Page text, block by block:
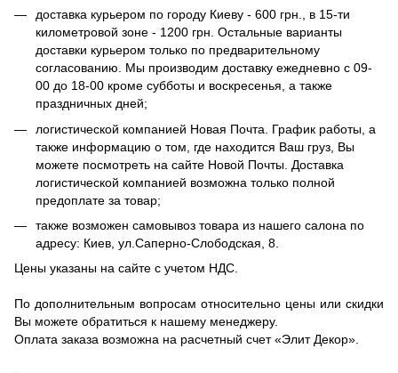
доставка курьером по городу Киеву - 600 грн., в 15-ти
километровой зоне - 1200 грн. Остальные варианты
доставки курьером только по предварительному
согласованию. Мы производим доставку ежедневно с 09-
00 до 18-00 кроме субботы и воскресенья, а также
праздничных дней;
логистической компанией Новая Почта. График работы, а
также информацию о том, где находится Ваш груз, Вы
можете посмотреть на сайте Новой Почты. Доставка
логистической компанией возможна только полной
предоплате за товар;
также возможен самовывоз товара из нашего салона по
адресу: Киев, ул.Саперно-Слободская, 8.
Цены указаны на сайте с учетом НДС.
По дополнительным вопросам относительно цены или скидки
Вы можете обратиться к нашему менеджеру.
Оплата заказа возможна на расчетный счет «Элит Декор».